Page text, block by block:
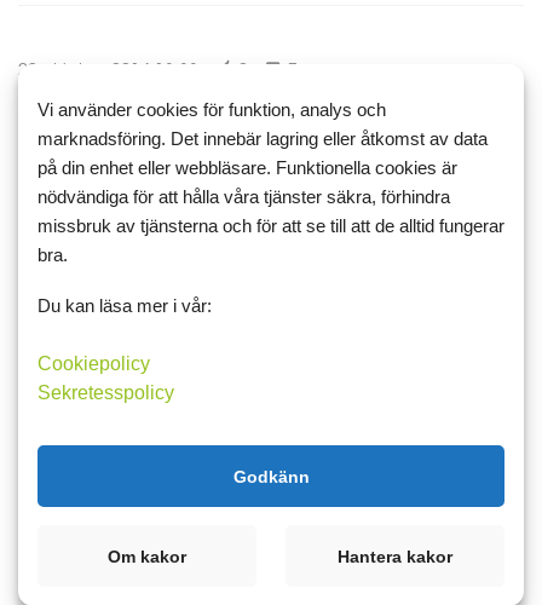
20 oktober 2014 13:33 9 7
Kattungestatus
Iris den modiga kom fram och strök sig mot benet och smörade.
Så jag satte mig på huk med lite skinka i handen i tron att det var
det hon ville ha. Då strök hon sig mot handen och ville bli kliad!
Hennes ultimata gospunkt är i nacken för övrigt, h...
Läs mer
19 oktober 2014 15:20 3 3
är inte en bantningsbok, utan en vetenskaplig titt under huven på
Vi använder cookies för funktion, analys och
marknadsföring. Det innebär lagring eller åtkomst av data
på din enhet eller webbläsare. Funktionella cookies är
nödvändiga för att hålla våra tjänster säkra, förhindra
missbruk av tjänsterna och för att se till att de alltid fungerar
bra.
Du kan läsa mer i vår:
Cookiepolicy
Sekretesspolicy
Godkänn
Om kakor Hantera kakor